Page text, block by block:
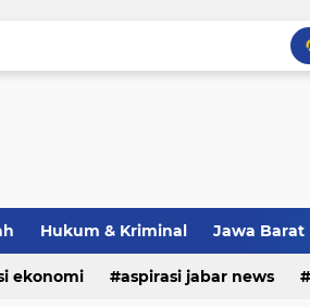
Hukum & Kriminal Jawa Barat
ekonomi aspirasi jabar news